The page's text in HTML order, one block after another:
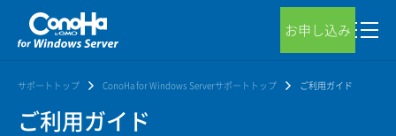
お申し込み
サポートトップ ConoHa for Windows Serverサポートトップ ご利用ガイド
ご利用ガイド